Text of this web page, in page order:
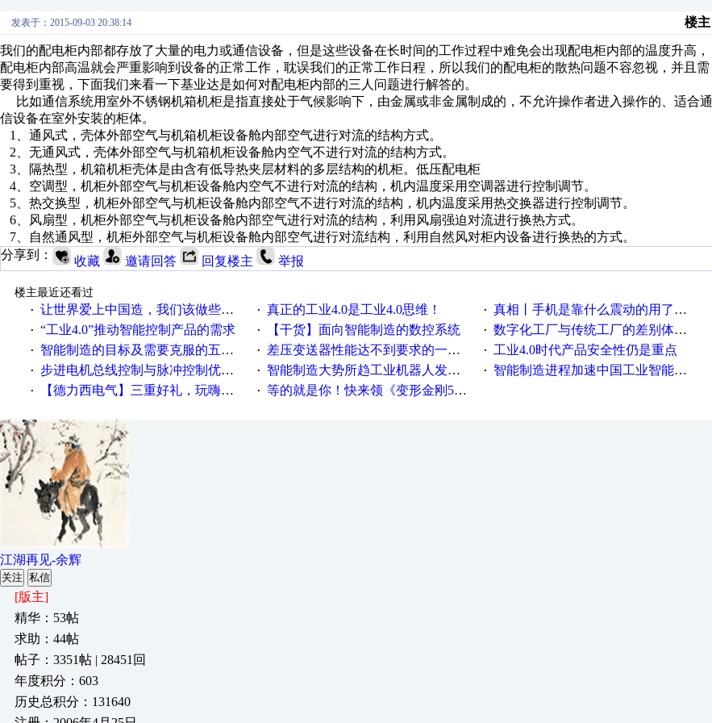
发表于：2015-09-03 20:38:14 楼主
我们的配电柜内部都存放了大量的电力或通信设备，但是这些设备在长时间的工作过程中难免会出现配电柜内部的温度升高，
配电柜内部高温就会严重影响到设备的正常工作，耽误我们的正常工作日程，所以我们的配电柜的散热问题不容忽视，并且需
要得到重视，下面我们来看一下基业达是如何对配电柜内部的三人问题进行解答的。
比如通信系统用室外不锈钢机箱机柜是指直接处于气候影响下，由金属或非金属制成的，不允许操作者进入操作的、适合通
信设备在室外安装的柜体。
1、通风式，壳体外部空气与机箱机柜设备舱内部空气进行对流的结构方式。
2、无通风式，壳体外部空气与机箱机柜设备舱内空气不进行对流的结构方式。
3、隔热型，机箱机柜壳体是由含有低导热夹层材料的多层结构的机柜。低压配电柜
4、空调型，机柜外部空气与机柜设备舱内空气不进行对流的结构，机内温度采用空调器进行控制调节。
5、热交换型，机柜外部空气与机柜设备舱内部空气不进行对流的结构，机内温度采用热交换器进行控制调节。
6、风扇型，机柜外部空气与机柜设备舱内部空气进行对流的结构，利用风扇强迫对流进行换热方式。
7、自然通风型，机柜外部空气与机柜设备舱内部空气进行对流结构，利用自然风对柜内设备进行换热的方式。
分享到：
收藏 邀请回答 回复楼主 举报
楼主最近还看过
· 让世界爱上中国造，我们该做些什么 · 真正的工业4.0是工业4.0思维！ · 真相丨手机是靠什么震动的用了这么多年才知道！
· “工业4.0”推动智能控制产品的需求 · 【干货】面向智能制造的数控系统 · 数字化工厂与传统工厂的差别体现在哪里？
· 智能制造的目标及需要克服的五个障碍 · 差压变送器性能达不到要求的一些因素 · 工业4.0时代产品安全性仍是重点
· 步进电机总线控制与脉冲控制优缺点 · 智能制造大势所趋工业机器人发展迅猛 · 智能制造进程加速中国工业智能化之路发展趋势明显
· 【德力西电气】三重好礼，玩嗨夏日！ · 等的就是你！快来领《变形金刚5》观影券
江湖再见-余辉
关注 私信
[版主]
精华：53帖
求助：44帖
帖子：3351帖 | 28451回
年度积分：603
历史总积分：131640